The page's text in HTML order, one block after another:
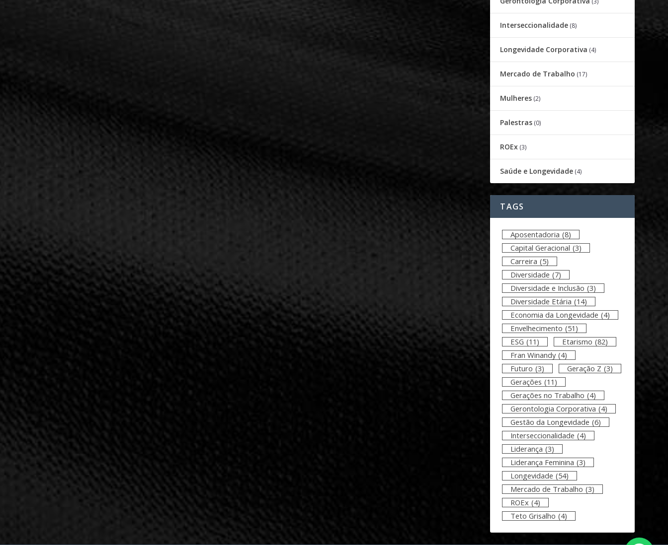
Interseccionalidade (8)
Longevidade Corporativa (4)
Mercado de Trabalho (17)
Mulheres (2)
Palestras (0)
ROEx (3)
Saúde e Longevidade (4)
TAGS
Aposentadoria (8)
Capital Geracional (3)
Carreira (5)
Diversidade (7)
Diversidade e Inclusão (3)
Diversidade Etária (14)
Economia da Longevidade (4)
Envelhecimento (51)
ESG (11) Etarismo (82)
Fran Winandy (4)
Futuro (3) Geração Z (3)
Gerações (11)
Gerações no Trabalho (4)
Gerontologia Corporativa (4)
Gestão da Longevidade (6)
Interseccionalidade (4)
Liderança (3)
Liderança Feminina (3)
Longevidade (54)
Mercado de Trabalho (3)
ROEx (4)
Teto Grisalho (4)